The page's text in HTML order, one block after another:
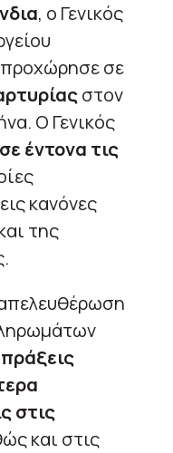
, ο Γενικός
σε
στον
Ο Γενικός
έντονα τις
κανόνες
της
πράξεις
στις
και στις